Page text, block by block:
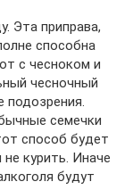
Эта приправа,
способна
с чесноком и
чесночный
семечки
способ будет
курить. Иначе
будут